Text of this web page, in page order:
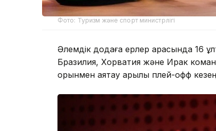
Фото: Туризм және спорт министрлігі
Әлемдік додаға ерлер арасында 16
Бразилия, Хорватия және Ирак
орынмен аяқтау арқылы плей-офф